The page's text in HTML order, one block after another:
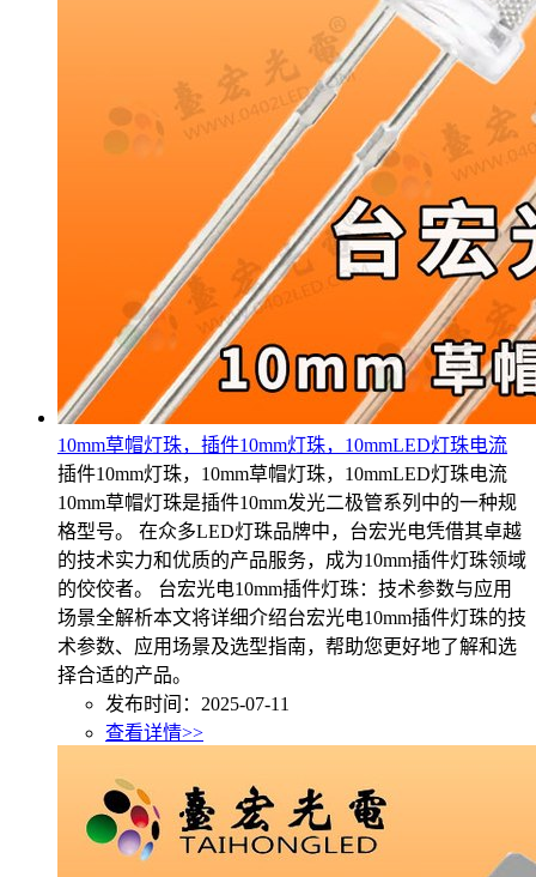
10mm草帽灯珠，插件10mm灯珠，10mmLED灯珠电流
插件10mm灯珠，10mm草帽灯珠，10mmLED灯珠电流
10mm草帽灯珠是插件10mm发光二极管系列中的一种规
格型号。 在众多LED灯珠品牌中，台宏光电凭借其卓越
的技术实力和优质的产品服务，成为10mm插件灯珠领域
的佼佼者。 台宏光电10mm插件灯珠：技术参数与应用
场景全解析本文将详细介绍台宏光电10mm插件灯珠的技
术参数、应用场景及选型指南，帮助您更好地了解和选
择合适的产品。
发布时间：2025-07-11
查看详情>>